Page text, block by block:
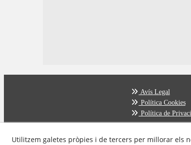
Avís Legal
Política Cookies
Política de
Utilitzem galetes pròpies i de tercers per millorar els